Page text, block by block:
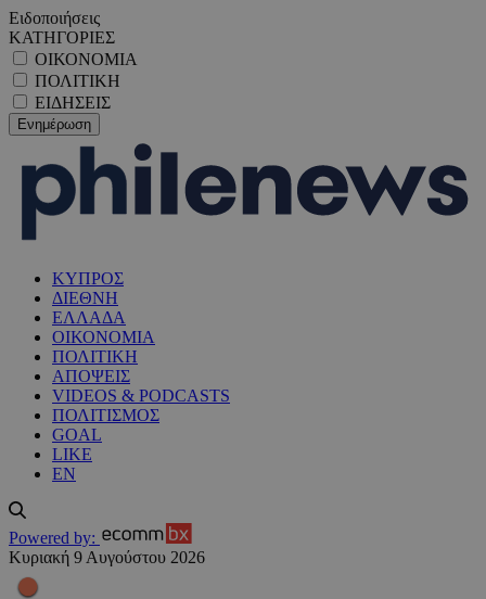
Ειδοποιήσεις
ΚΑΤΗΓΟΡΙΕΣ
ΟΙΚΟΝΟΜΙΑ
ΠΟΛΙΤΙΚΗ
ΕΙΔΗΣΕΙΣ
ΚΥΠΡΟΣ
ΔΙΕΘΝΗ
ΕΛΛΑΔΑ
ΟΙΚΟΝΟΜΙΑ
ΠΟΛΙΤΙΚΗ
ΑΠΟΨΕΙΣ
VIDEOS & PODCASTS
ΠΟΛΙΤΙΣΜΟΣ
GOAL
LIKE
EN
Powered by:
Κυριακή 9 Αυγούστου 2026